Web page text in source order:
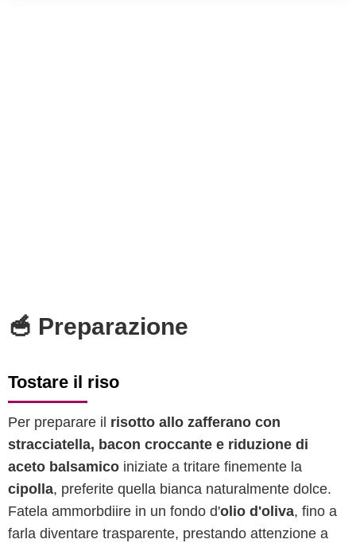
🥣 Preparazione
Tostare il riso
Per preparare il risotto allo zafferano con
stracciatella, bacon croccante e riduzione di
aceto balsamico iniziate a tritare finemente la
cipolla, preferite quella bianca naturalmente dolce.
Fatela ammorbdiire in un fondo d'olio d'oliva, fino a
farla diventare trasparente, prestando attenzione a